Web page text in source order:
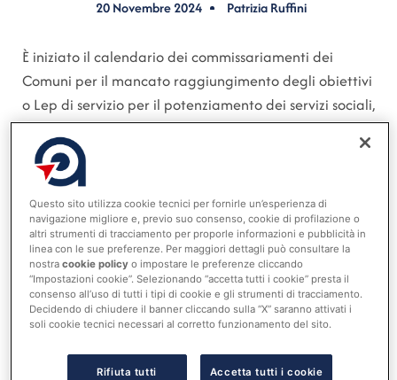
20 Novembre 2024 Patrizia Ruffini
È iniziato il calendario dei commissariamenti dei
Comuni per il mancato raggiungimento degli obiettivi
o Lep di servizio per il potenziamento dei servizi sociali,
degli asili nido e del trasporto per studenti con
disabilità.
A seguito della
decreto del ministero dell’Interno 18 ottobre 2024
sindaci nominati commissari, a titolo gratuito e senza
oneri per la finanza pubblica, che risultano
inadempienti nel raggiungimento degli obiettivi
hanno tempo fino al 17 gennaio 2025 per compilare e
inviare i cronoprogrammi. In questi documenti,
somme rimaste (si veda ancheNt+ Enti locali & Edilizia
Questo sito utilizza cookie tecnici per fornirle un’esperienza di
navigazione migliore e, previo suo consenso, cookie di profilazione o
altri strumenti di tracciamento per proporle informazioni e pubblicità in
linea con le sue preferenze. Per maggiori dettagli può consultare la
nostracookie policy o impostare le preferenze cliccando
“Impostazioni cookie”. Selezionando “accetta tutti i cookie” presta il
consenso all’uso di tutti i tipi di cookie e gli strumenti di tracciamento.
Decidendo di chiudere il banner cliccando sulla “X” saranno attivati i
soli cookie tecnici necessari al corretto funzionamento del sito.
Rifiuta tutti Accetta tutti i cookie